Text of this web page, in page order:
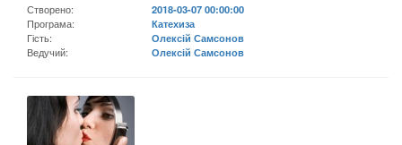
Створено:
2018-03-07 00:00:00
Програма:
Катехиза
Гість:
Олексій Самсонов
Ведучий:
Олексій Самсонов